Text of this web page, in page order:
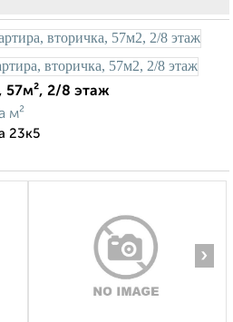
57м², 2/8 этаж
м²
23к5
›